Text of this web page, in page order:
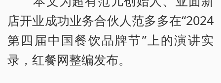
店开业成功业务合伙人范多多在“2024
第四届中国餐饮品牌节”上的演讲实
录，红餐网整编发布。